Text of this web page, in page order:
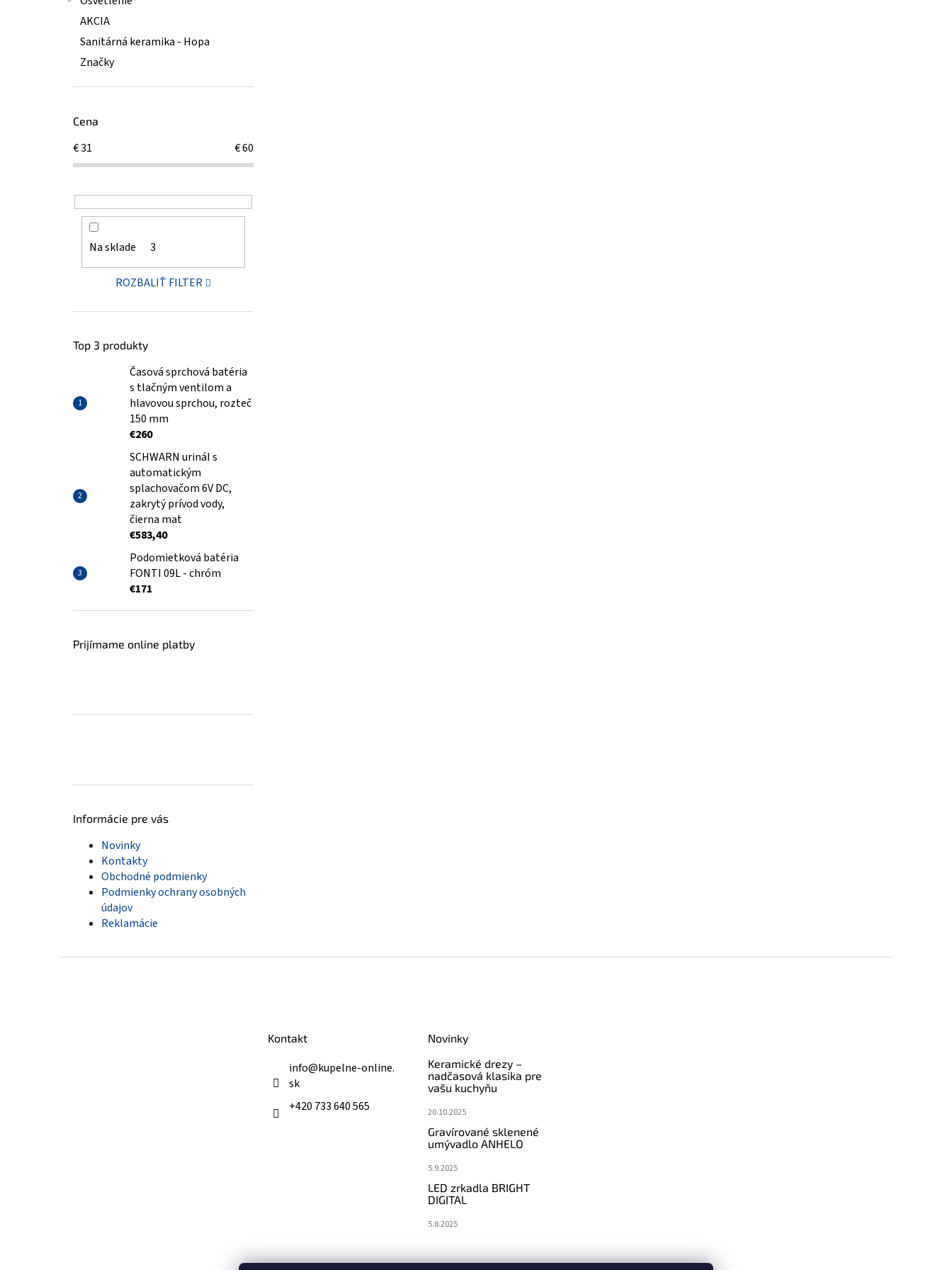
AKCIA
Sanitárná keramika - Hopa
Značky
Cena
€31 €60
Na sklade 3
ROZBALIŤ FILTER
Top 3 produkty
Časová sprchová batéria
s tlačným ventilom a
hlavovou sprchou, rozteč
150 mm
€260
SCHWARN urinál s
automatickým
splachovačom 6V DC,
zakrytý prívod vody,
čierna mat
€583,40
Podomietková batéria
FONTI 09L - chróm
€171
Prijímame online platby
Informácie pre vás
Novinky
Kontakty
Obchodné podmienky
Podmienky ochrany osobných
údajov
Reklamácie
Kontakt
info@kupelne-online.
sk
+420 733 640 565
Novinky
Keramické drezy –
nadčasová klasika pre
vašu kuchyňu
20.10.2025
Gravírované sklenené
umývadlo ANHELO
5.9.2025
LED zrkadla BRIGHT
DIGITAL
5.8.2025